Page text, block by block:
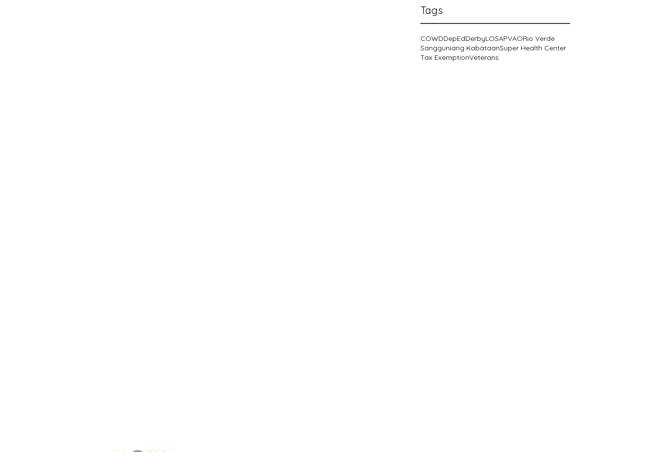
Tags
COWDDepEdDerbyLOSAPVAORio Verde
Sangguniang KabataanSuper Health Center
Tax ExemptionVeterans